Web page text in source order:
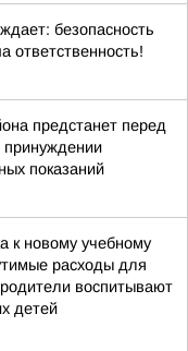
безопасность
ответственность!
предстанет перед
показаний
к новому учебному
расходы для
воспитывают
детей